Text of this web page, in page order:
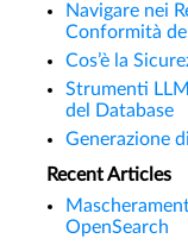
Navigare nei
Conformità
Cos’è la
Strumenti
del Database
Generazione
Recent Articles
OpenSearch